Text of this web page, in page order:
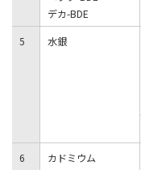
デカ-BDE
5
水銀
6
カドミウム